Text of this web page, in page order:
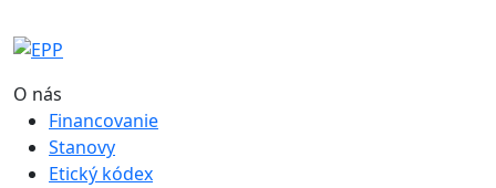
O nás
Financovanie
Stanovy
Etický kódex